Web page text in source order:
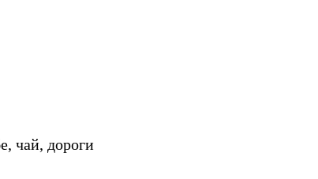
чай, дороги